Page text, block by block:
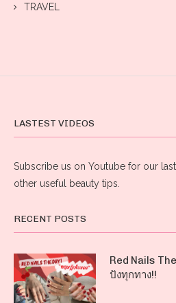
TRAVEL
LASTEST VIDEOS
Subscribe us on Youtube for our
other useful beauty tips.
RECENT POSTS
Red Nails
ปังทุกทาง!!